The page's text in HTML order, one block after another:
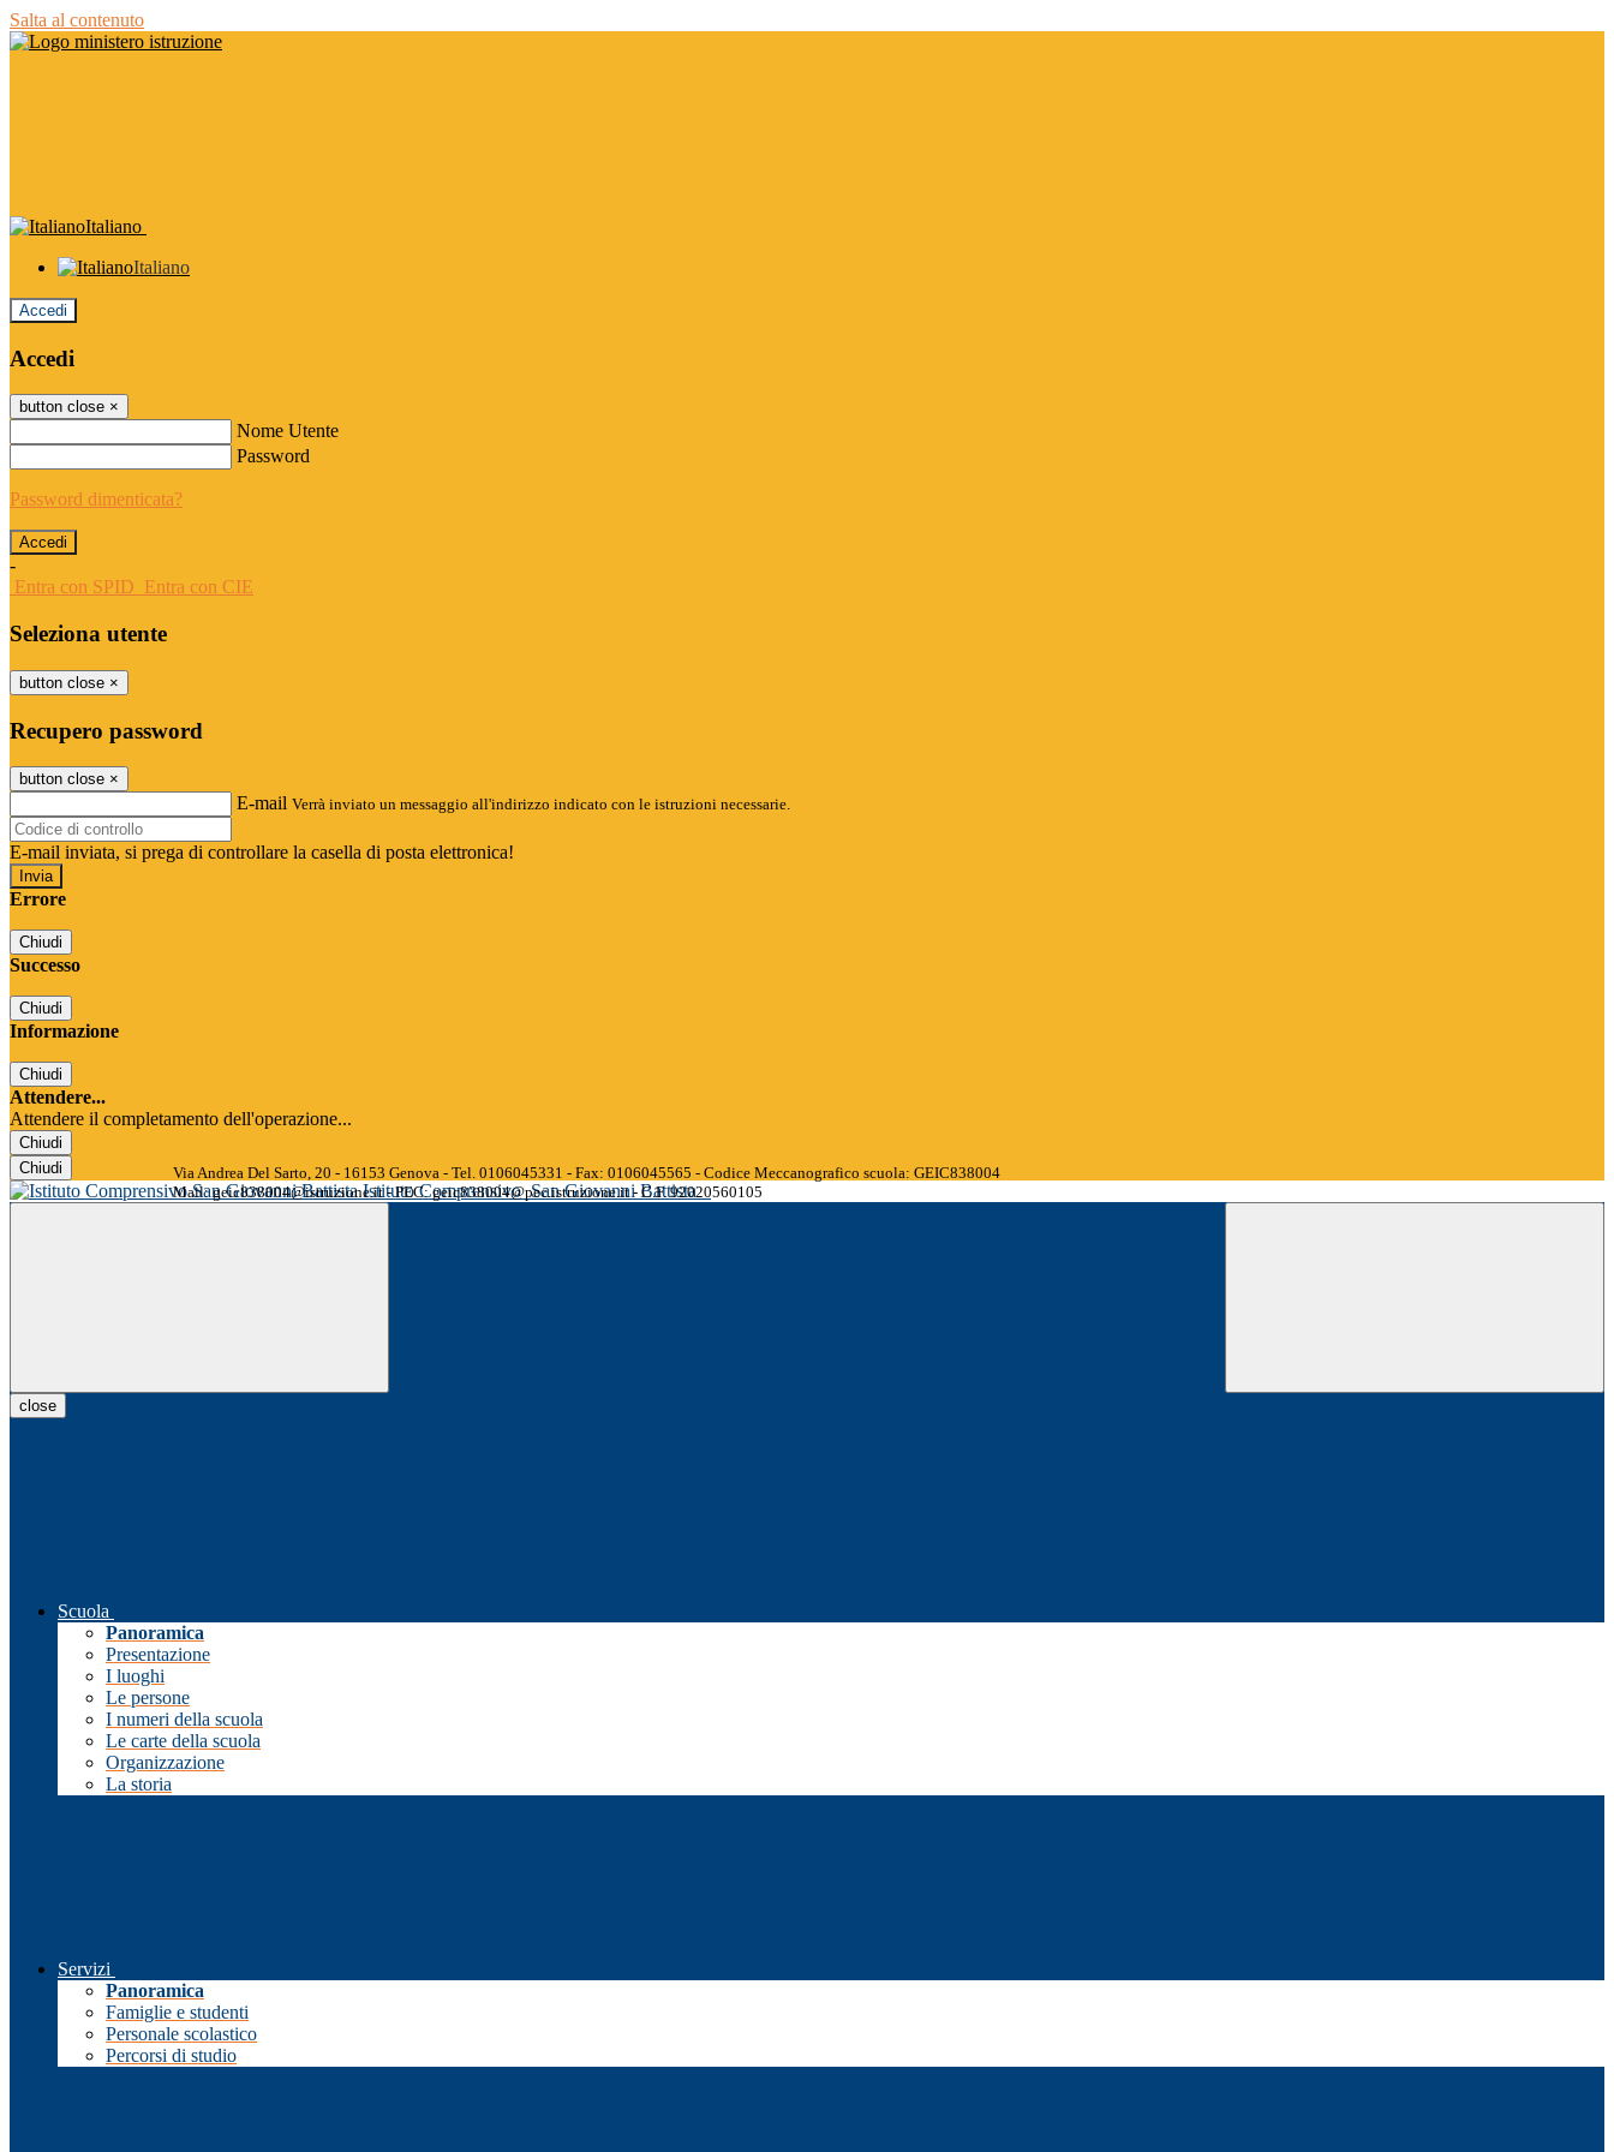
Salta al contenuto
Italiano
Italiano
Accedi
Accedi
button close ×
Nome Utente
Password
Password dimenticata?
-
Entra con SPID Entra con CIE
Seleziona utente
button close ×
Recupero password
button close ×
E-mail Verrà inviato un messaggio all'indirizzo indicato con le istruzioni necessarie.
E-mail inviata, si prega di controllare la casella di posta elettronica!
Errore
Chiudi
Successo
Chiudi
Informazione
Chiudi
Attendere...
Attendere il completamento dell'operazione...
Chiudi
Chiudi
Istituto Comprensivo San Giovanni Battista
Via Andrea Del Sarto, 20 - 16153 Genova - Tel. 0106045331 - Fax: 0106045565 - Codice Meccanografico scuola: GEIC838004
Mail: geic838004@istruzione.it - PEC: geic838004@pec.istruzione.it - C.F. 92020560105
close
Scuola
Panoramica
Presentazione
I luoghi
Le persone
I numeri della scuola
Le carte della scuola
Organizzazione
La storia
Servizi
Panoramica
Famiglie e studenti
Personale scolastico
Percorsi di studio